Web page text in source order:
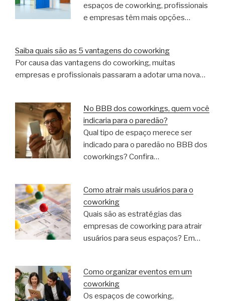
espaços de coworking, profissionais
e empresas têm mais opções…
Saiba quais são as 5 vantagens do coworking
Por causa das vantagens do coworking, muitas
empresas e profissionais passaram a adotar uma nova…
No BBB dos coworkings, quem você
indicaria para o paredão?
Qual tipo de espaço merece ser
indicado para o paredão no BBB dos
coworkings? Confira…
Como atrair mais usuários para o
coworking
Quais são as estratégias das
empresas de coworking para atrair
usuários para seus espaços? Em…
Como organizar eventos em um
coworking
Os espaços de coworking,